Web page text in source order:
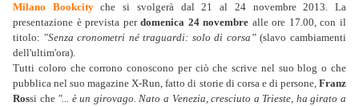
Milano Bookcityche si svolgerà dal 21 al 24 novembre 2013. La
presentazione è prevista perdomenica 24 novembre alle ore 17.00, con il
titolo: "Senza cronometri né traguardi: solo di corsa”(slavo cambiamenti
dell'ultim'ora).
Tutti coloro che corrono conoscono per ciò che scrive nel suo blog o che
pubblica nel suo magazine X-Run, fatto di storie di corsa e di persone, Franz
Rossi che "... è un girovago. Nato a Venezia, cresciuto a Trieste, ha girato a